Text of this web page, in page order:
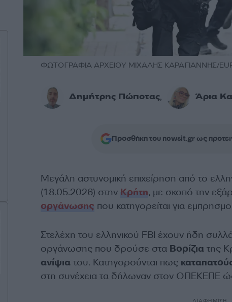
ΦΩΤΟΓΡΑΦΙΑ ΑΡΧΕΙΟΥ ΜΙΧΑΛΗΣ ΚΑΡΑΓΙΑΝΝΗΣ/
Δημήτρης Πώποτας, Άρια
Προσθήκη του newsit.gr ως
Μεγάλη αστυνομική επιχείρηση από το
(18.05.2026) στην Κρήτη, με σκοπό την
οργάνωσης που κατηγορείται για
Στελέχη του ελληνικού FBI έχουν ήδη
οργάνωσης που δρούσε στα Βορίζιατης
ανίψιατου. Κατηγορούνται πως
στη συνέχεια τα δήλωναν στον ΟΠΕΚΕΠΕ
ΔΙΑΦΗΜΙΣΗ